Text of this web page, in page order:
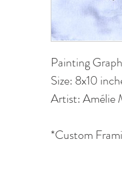
Painting
Size: 8x10
Artist: Amélie
*Custom